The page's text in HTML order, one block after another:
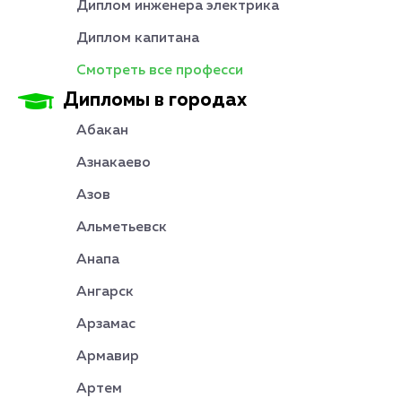
Диплом инженера электрика
Диплом капитана
Смотреть все професси
Дипломы в городах
Абакан
Азнакаево
Азов
Альметьевск
Анапа
Ангарск
Арзамас
Армавир
Артем